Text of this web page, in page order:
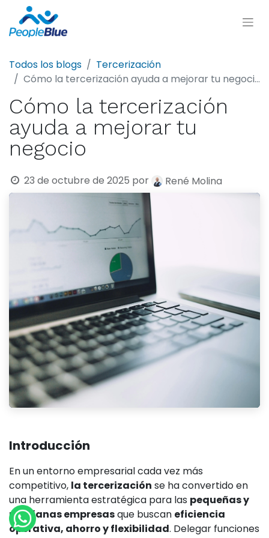
Todos los blogs
Tercerización
Cómo la tercerización ayuda a mejorar tu negocio
Cómo la tercerización
ayuda a mejorar tu
negocio
23 de octubre de 2025 por René Molina
Introducción
En un entorno empresarial cada vez más
competitivo, la tercerización se ha convertido en
una herramienta estratégica para las pequeñas y
medianas empresasque buscan eficiencia
operativa, ahorro y flexibilidad. Delegar funciones